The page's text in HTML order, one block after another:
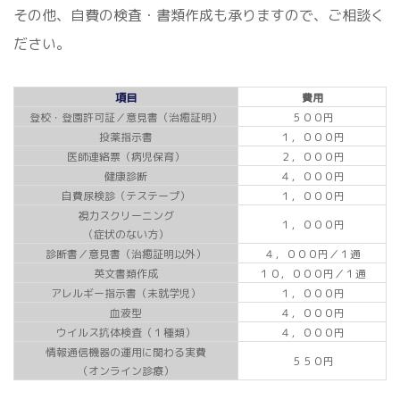
その他、自費の検査・書類作成も承りますので、ご相談く
ださい。
項目
費用
登校・登園許可証／意見書（治癒証明）
５００円
投薬指示書
１，０００円
医師連絡票（病児保育）
２，０００円
健康診断
４，０００円
自費尿検診（テステープ）
１，０００円
視力スクリーニング
（症状のない方）
１，０００円
診断書／意見書（治癒証明以外）
４，０００円／１通
英文書類作成
１０，０００円／１通
アレルギー指示書（未就学児）
１，０００円
血液型
４，０００円
ウイルス抗体検査（１種類）
４，０００円
情報通信機器の運用に関わる実費
（オンライン診療）
５５０円